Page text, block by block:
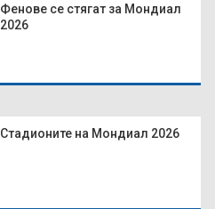
Фенове се стягат за Мондиал
2026
Стадионите на Мондиал 2026